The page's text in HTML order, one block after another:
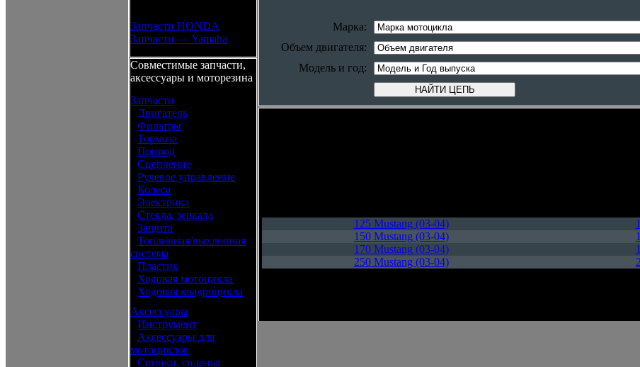
Запчасти HONDA
Запчасти — Yamaha
Совместимые запчасти,
аксессуары и моторезина
Запчасти
Двигатель
Фильтры
Тормоза
Привод
Сцепление
Рулевое управление
Колеса
Электрика
Стекла, зеркала
Защита
Топливная/выхлопная
система
Пластик
Ходовая мотоцикла
Ходовая квадроцикла
Аксессуары
Инструмент
Аксессуары для
мотоциклов
Спинки, сиденья
Марка:
Объем двигателя:
Модель и год:
НАЙТИ ЦЕПЬ
125 Mustang (03-04)
150 Mustang (03-04)
170 Mustang (03-04)
250 Mustang (03-04)